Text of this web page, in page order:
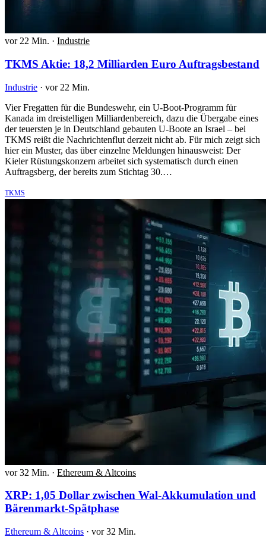
vor 22 Min. · Industrie
TKMS Aktie: 18,2 Milliarden Euro Auftragsbestand
Industrie · vor 22 Min.
Vier Fregatten für die Bundeswehr, ein U-Boot-Programm für
Kanada im dreistelligen Milliardenbereich, dazu die Übergabe eines
der teuersten je in Deutschland gebauten U-Boote an Israel – bei
TKMS reißt die Nachrichtenflut derzeit nicht ab. Für mich zeigt sich
hier ein Muster, das über einzelne Meldungen hinausweist: Der
Kieler Rüstungskonzern arbeitet sich systematisch durch einen
Auftragsberg, der bereits zum Stichtag 30.…
TKMS
vor 32 Min. · Ethereum & Altcoins
XRP: 1,05 Dollar zwischen Wal-Akkumulation und
Bärenmarkt-Spätphase
Ethereum & Altcoins · vor 32 Min.